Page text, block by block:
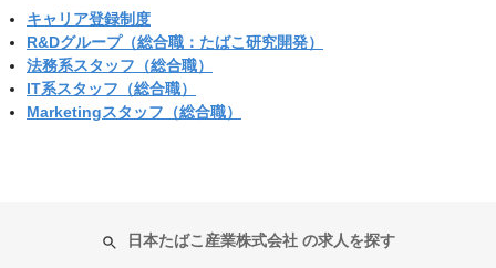
キャリア登録制度
R&Dグループ（総合職：たばこ研究開発）
法務系スタッフ（総合職）
IT系スタッフ（総合職）
Marketingスタッフ（総合職）
日本たばこ産業株式会社 の求人を探す